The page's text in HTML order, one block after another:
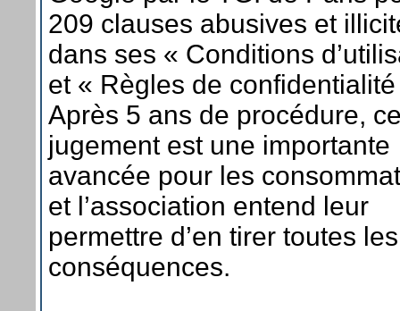
209 clauses abusives et
dans ses « Conditions
et « Règles de
Après 5 ans de procédure,
jugement est une importante
avancée pour les
et l’association entend leur
permettre d’en tirer toutes les
conséquences.